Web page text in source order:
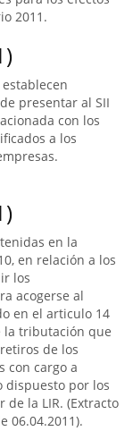
2011.
presentar al SII
con los
a los
en la
en relación a los
los
acogerse al
en el articulo 14
la tributación que
de los
con cargo a
dispuesto por los
de la LIR. (Extracto
06.04.2011).